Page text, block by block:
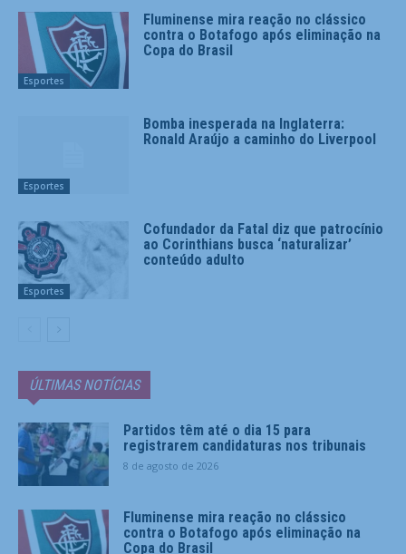
Esportes
Fluminense mira reação no clássico
contra o Botafogo após eliminação na
Copa do Brasil
Esportes
Bomba inesperada na Inglaterra:
Ronald Araújo a caminho do Liverpool
Esportes
Cofundador da Fatal diz que patrocínio
ao Corinthians busca ‘naturalizar’
conteúdo adulto
ÚLTIMAS NOTÍCIAS
Partidos têm até o dia 15 para
registrarem candidaturas nos tribunais
8 de agosto de 2026
Fluminense mira reação no clássico
contra o Botafogo após eliminação na
Copa do Brasil